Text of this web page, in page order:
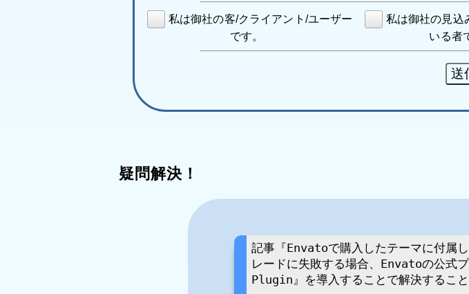
私は御社の客/クライアント/ユーザー
です。
私は御社の見込
いる者
疑問解決！